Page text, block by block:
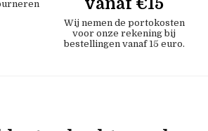
Wij nemen de portokosten
voor onze rekening bij
bestellingen vanaf 15 euro.